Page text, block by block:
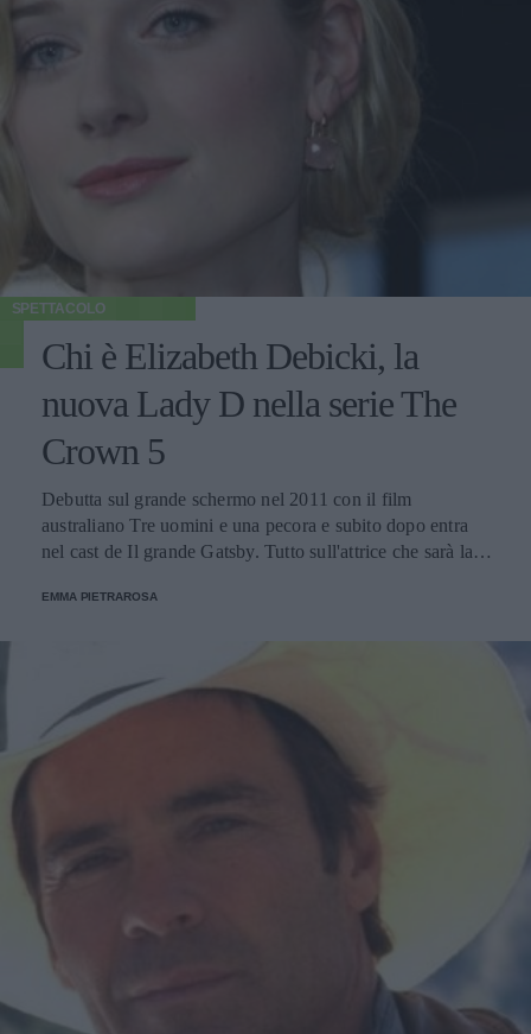
SPETTACOLO
Chi è Elizabeth Debicki, la
nuova Lady D nella serie The
Crown 5
Debutta sul grande schermo nel 2011 con il film
australiano Tre uomini e una pecora e subito dopo entra
nel cast de Il grande Gatsby. Tutto sull'attrice che sarà la
EMMA PIETRAROSA